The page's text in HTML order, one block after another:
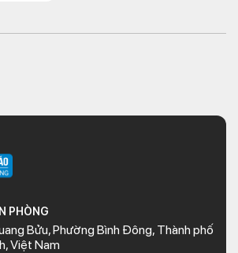
PHÒNG
Bửu, Phường Bình Đông, Thành phố
Việt Nam